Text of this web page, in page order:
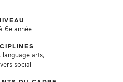
6e année
language arts,
social